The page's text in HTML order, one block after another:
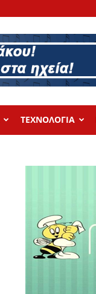
ΤΕΧΝΟΛΟΓΙΑ